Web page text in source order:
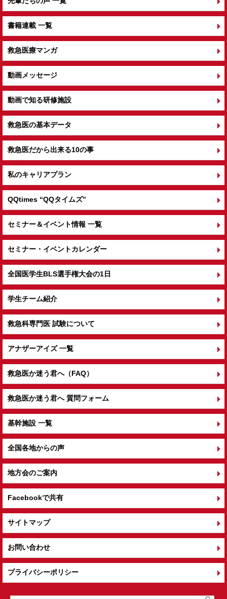
書籍連載 一覧
救急医療マンガ
動画メッセージ
動画で知る研修施設
救急医の基本データ
救急医だから出来る10の事
私のキャリアプラン
QQtimes “QQタイムズ”
セミナー＆イベント情報 一覧
セミナー・イベントカレンダー
全国医学生BLS選手権大会の1日
学生チーム紹介
救急科専門医 試験について
アナザーアイズ 一覧
救急医か迷う君へ（FAQ）
救急医か迷う君へ 質問フォーム
基幹施設 一覧
全国各地からの声
地方会のご案内
Facebookで共有
サイトマップ
お問い合わせ
プライバシーポリシー